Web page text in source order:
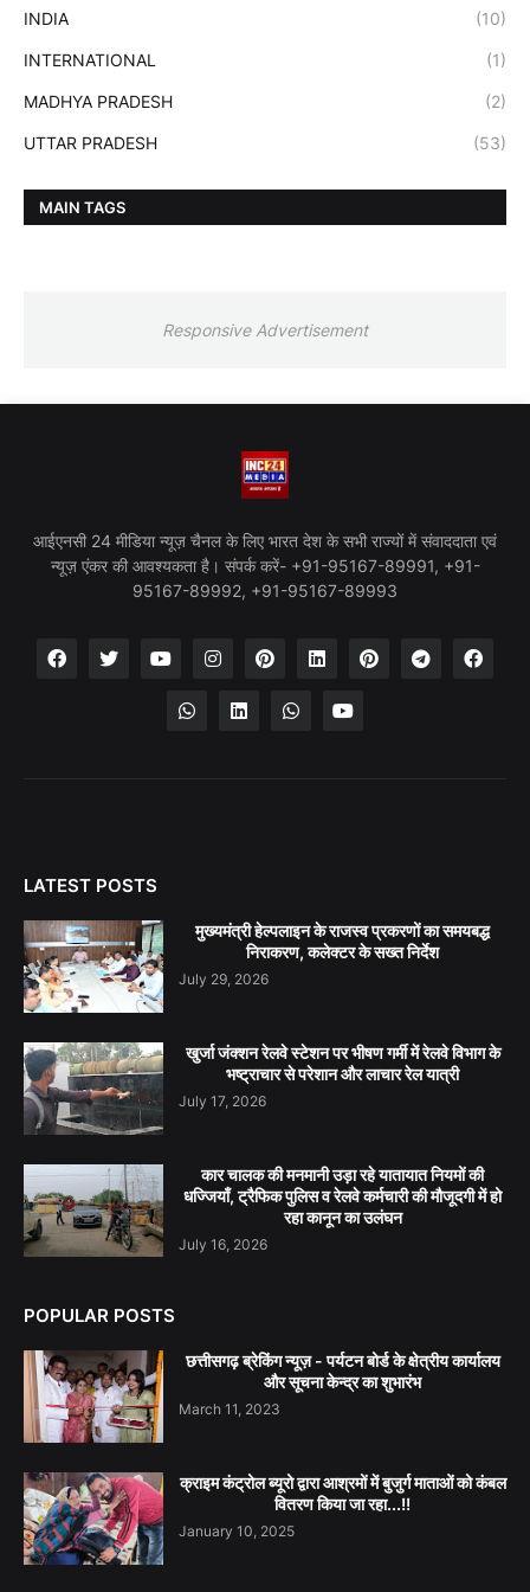
INDIA (10)
INTERNATIONAL (1)
MADHYA PRADESH (2)
UTTAR PRADESH (53)
MAIN TAGS
Responsive Advertisement
आईएनसी 24 मीडिया न्यूज़ चैनल के लिए भारत देश के सभी राज्यों में संवाददाता एवं
न्यूज़ एंकर की आवश्यकता है। संपर्क करें- +91-95167-89991, +91-
95167-89992, +91-95167-89993
LATEST POSTS
मुख्यमंत्री हेल्पलाइन के राजस्व प्रकरणों का समयबद्ध
निराकरण, कलेक्टर के सख्त निर्देश
July 29, 2026
खुर्जा जंक्शन रेलवे स्टेशन पर भीषण गर्मी में रेलवे विभाग के
भष्ट्राचार से परेशान और लाचार रेल यात्री
July 17, 2026
कार चालक की मनमानी उड़ा रहे यातायात नियमों की
धज्जियाँ, ट्रैफिक पुलिस व रेलवे कर्मचारी की मौजूदगी में हो
रहा कानून का उलंघन
July 16, 2026
POPULAR POSTS
छत्तीसगढ़ ब्रेकिंग न्यूज़ - पर्यटन बोर्ड के क्षेत्रीय कार्यालय
और सूचना केन्द्र का शुभारंभ
March 11, 2023
क्राइम कंट्रोल ब्यूरो द्वारा आश्रमों में बुजुर्ग माताओं को कंबल
वितरण किया जा रहा...!!
January 10, 2025